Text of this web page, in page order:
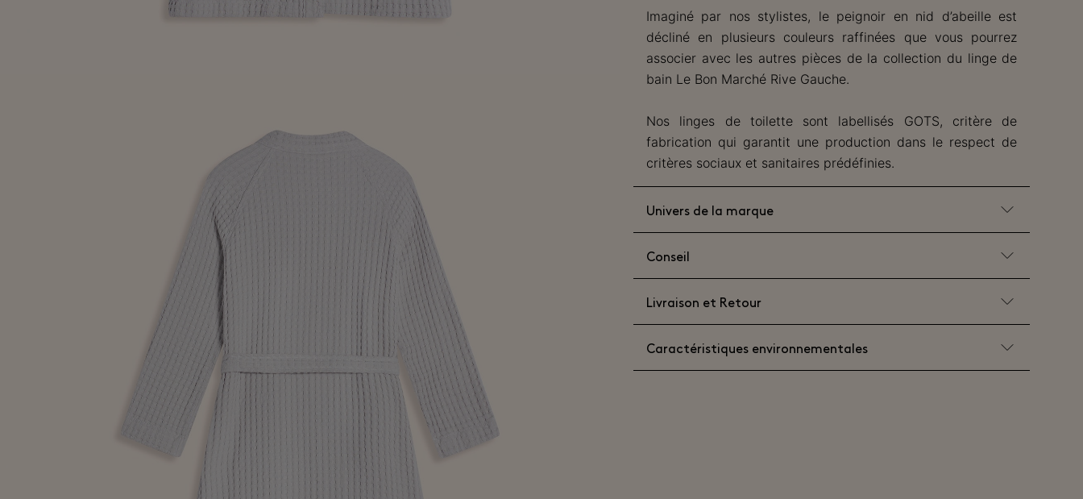
Imaginé par nos stylistes, le peignoir en nid d’abeille est
décliné en plusieurs couleurs raffinées que vous pourrez
associer avec les autres pièces de la collection du linge de
bain Le Bon Marché Rive Gauche.
Nos linges de toilette sont labellisés GOTS, critère de
fabrication qui garantit une production dans le respect de
critères sociaux et sanitaires prédéfinies.
Univers de la marque
Conseil
Livraison et Retour
Caractéristiques environnementales